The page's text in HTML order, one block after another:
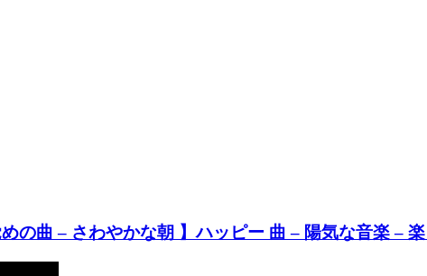
の曲 – さわやかな朝 】ハッピー 曲 – 陽気な音楽 –